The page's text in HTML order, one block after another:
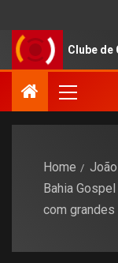
de Campo de
Home
Bahia
com